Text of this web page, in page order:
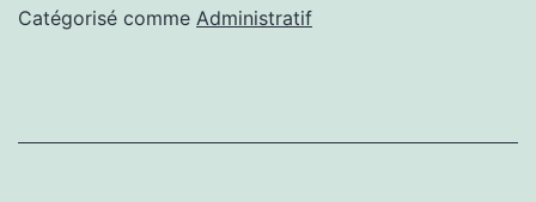
Catégorisé comme Administratif